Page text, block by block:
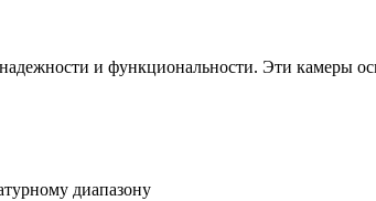
и функциональности. Эти
диапазону